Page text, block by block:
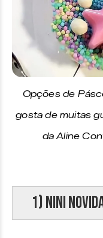
Opções de
gosta de muitas
da Aline
1) Nini